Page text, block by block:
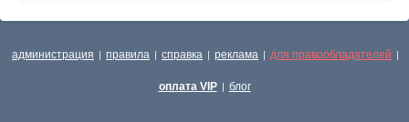
администрация | правила | справка | реклама | для правообладателей |
оплата VIP | блог